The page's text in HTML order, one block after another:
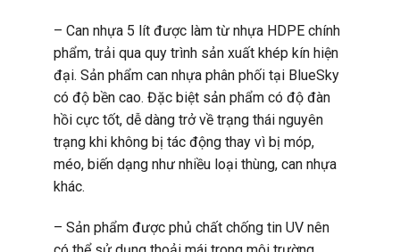
– Can nhựa 5 lít được làm từ nhựa HDPE chính
phẩm, trải qua quy trình sản xuất khép kín hiện
đại. Sản phẩm can nhựa phân phối tại BlueSky
có độ bền cao. Đặc biệt sản phẩm có độ đàn
hồi cực tốt, dễ dàng trở về trạng thái nguyên
trạng khi không bị tác động thay vì bị móp,
méo, biến dạng như nhiều loại thùng, can nhựa
khác.
– Sản phẩm được phủ chất chống tin UV nên